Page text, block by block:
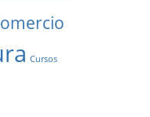
Cursos